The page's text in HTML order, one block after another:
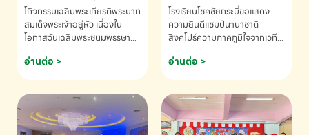
พระเจ้าอยู่หัว เนื่องใน
โอกาสวันเฉลิม
พระชนมพรรษา
โกิจกรรมเฉลิมพระเกียรติพระบาท
สมเด็จพระเจ้าอยู่หัว เนื่องใน
โอกาสวันเฉลิมพระชนมพรรษา
ข้อมูลเพิ่มเติม โทร. 075-691910
อ่านต่อ >
คณิตคิดเร็วนานาชาติ
ครั้งที่ 46 ประจำปี 2569
ณ ประเทศสิงคโปร์
โรงเรียนโชคชัยกระบี่ขอแสดง
ความยินดีแชมป์นานาชาติ
สิงคโปร์ความภาคภูมิใจจากเวที
ด.ช.พัทธนันท์ พรหมพันธ์ ชั้น
อนุบาล EP K3 โรงเรียนโชคชัย
แข่งขันคณิตศาสตร์และคณิตคิด
เร็วนานาชาติ ครั้งที่ 46 ประจำปี
2569 ณ ประเทศสิงคโปร์
อ่านต่อ >